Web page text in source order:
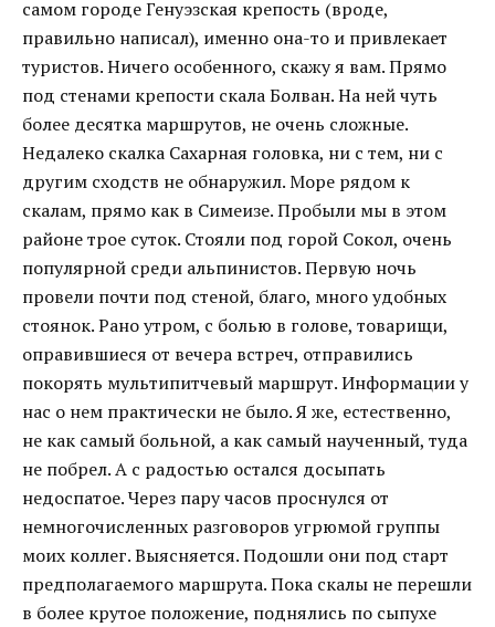
самом городе Генуэзская крепость (вроде,
правильно написал), именно она-то и привлекает
туристов. Ничего особенного, скажу я вам. Прямо
под стенами крепости скала Болван. На ней чуть
более десятка маршрутов, не очень сложные.
Недалеко скалка Сахарная головка, ни с тем, ни с
другим сходств не обнаружил. Море рядом к
скалам, прямо как в Симеизе. Пробыли мы в этом
районе трое суток. Стояли под горой Сокол, очень
популярной среди альпинистов. Первую ночь
провели почти под стеной, благо, много удобных
стоянок. Рано утром, с болью в голове, товарищи,
оправившиеся от вечера встреч, отправились
покорять мультипитчевый маршрут. Информации у
нас о нем практически не было. Я же, естественно,
не как самый больной, а как самый наученный, туда
не побрел. А с радостью остался досыпать
недоспатое. Через пару часов проснулся от
немногочисленных разговоров угрюмой группы
моих коллег. Выясняется. Подошли они под старт
предполагаемого маршрута. Пока скалы не перешли
в более крутое положение, поднялись по сыпухе